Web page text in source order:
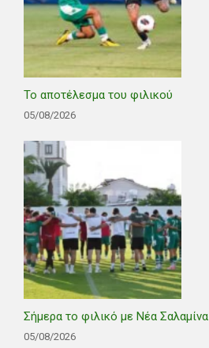
Το αποτέλεσμα του φιλικού
05/08/2026
Σήμερα το φιλικό με Νέα Σαλαμίνα
05/08/2026